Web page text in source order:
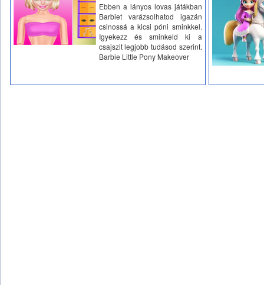
Ebben a lányos lovas játákban
Barbiet varázsolhatod igazán
csinossá a kicsi póni sminkkel.
Igyekezz és sminkeld ki a
csajszit legjobb tudásod szerint.
Barbie Little Pony Makeover